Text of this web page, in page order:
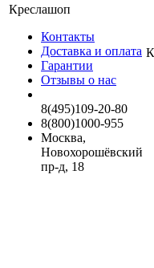
Креслашоп
Контакты
Доставка и оплата
Гарантии
Отзывы о нас
8(495)109-20-80
8(800)1000-955
Москва,
Новохорошёвский
пр-д, 18